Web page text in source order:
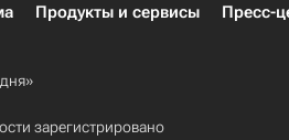
Продукты и сервисы Пресс-
зарегистрировано